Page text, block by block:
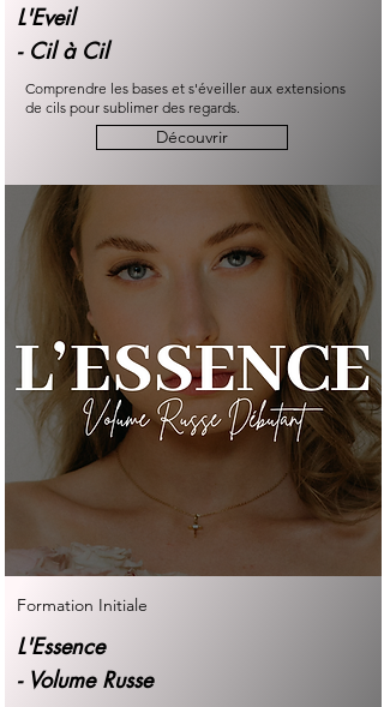
L'Eveil
- Cil à Cil
Comprendre les bases et s'éveiller aux extensions
de cils pour sublimer des regards.
Découvrir
Formation Initiale
L'Essence
- Volume Russe